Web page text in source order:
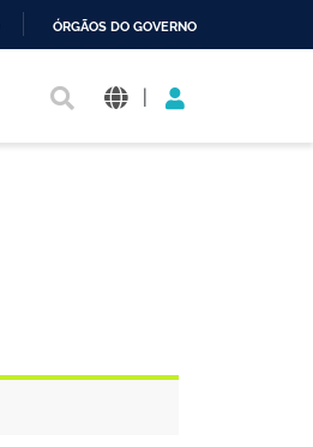
ÓRGÃOS DO GOVERNO
|